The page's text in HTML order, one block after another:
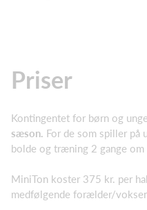
Priser
Kontingentet for børn og
sæson. For de som spiller på
bolde og træning 2 gange om
MiniTon koster 375 kr. per
medfølgende forælder/